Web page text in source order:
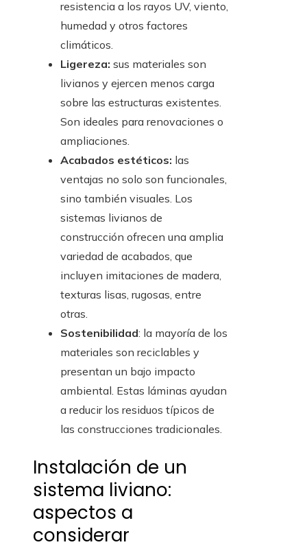
resistencia a los rayos UV, viento,
humedad y otros factores
climáticos.
Ligereza: sus materiales son
livianos y ejercen menos carga
sobre las estructuras existentes.
Son ideales para renovaciones o
ampliaciones.
Acabados estéticos: las
ventajas no solo son funcionales,
sino también visuales. Los
sistemas livianos de
construcción ofrecen una amplia
variedad de acabados, que
incluyen imitaciones de madera,
texturas lisas, rugosas, entre
otras.
Sostenibilidad: la mayoría de los
materiales son reciclables y
presentan un bajo impacto
ambiental. Estas láminas ayudan
a reducir los residuos típicos de
las construcciones tradicionales.
Instalación de un
sistema liviano:
aspectos a
considerar